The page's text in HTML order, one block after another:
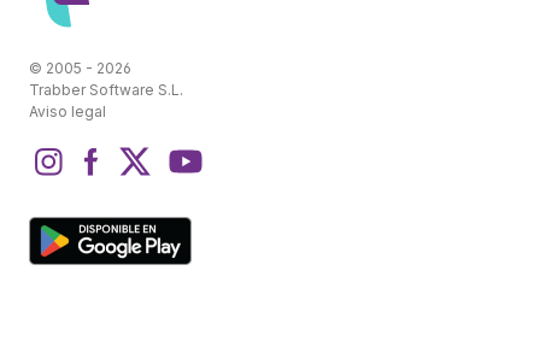
© 2005 - 2026
Trabber Software S.L.
Aviso legal